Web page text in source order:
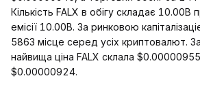
Кількість FALX в обігу складає 10.00B
емісії 10.00B. За ринковою
5863 місце серед усіх криптовалют.
найвища ціна FALX склала
$0.00000924.